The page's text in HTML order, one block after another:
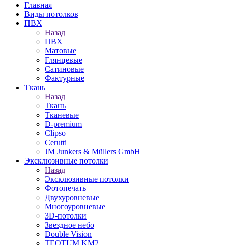
Главная
Виды потолков
ПВХ
Назад
ПВХ
Матовые
Глянцевые
Сатиновые
Фактурные
Ткань
Назад
Ткань
Тканевые
D-premium
Clipso
Cerutti
JM Junkers & Müllers GmbH
Эксклюзивные потолки
Назад
Эксклюзивные потолки
Фотопечать
Двухуровневые
Многоуровневые
3D-потолки
Звездное небо
Double Vision
TEQTUM KM2